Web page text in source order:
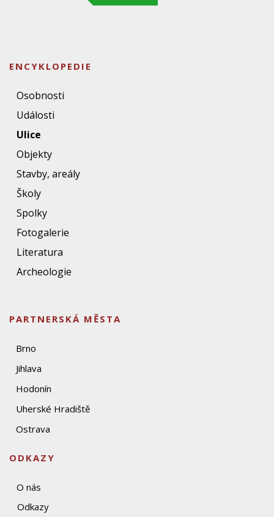
ENCYKLOPEDIE
Osobnosti
Události
Ulice
Objekty
Stavby, areály
Školy
Spolky
Fotogalerie
Literatura
Archeologie
PARTNERSKÁ MĚSTA
Brno
Jihlava
Hodonín
Uherské Hradiště
Ostrava
ODKAZY
O nás
Odkazy